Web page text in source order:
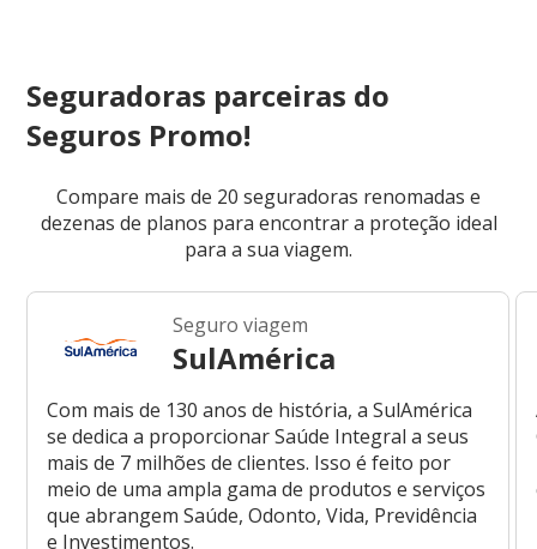
Seguradoras parceiras do
Seguros Promo!
Compare mais de 20 seguradoras renomadas e
dezenas de planos para encontrar a proteção ideal
para a sua viagem.
Seguro viagem
SulAmérica
Com mais de 130 anos de história, a SulAmérica
se dedica a proporcionar Saúde Integral a seus
mais de 7 milhões de clientes. Isso é feito por
meio de uma ampla gama de produtos e serviços
que abrangem Saúde, Odonto, Vida, Previdência
e Investimentos.